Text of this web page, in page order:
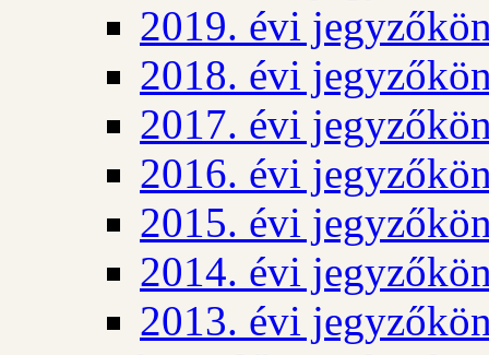
2019. évi
2018. évi
2017. évi
2016. évi
2015. évi
2014. évi
2013. évi